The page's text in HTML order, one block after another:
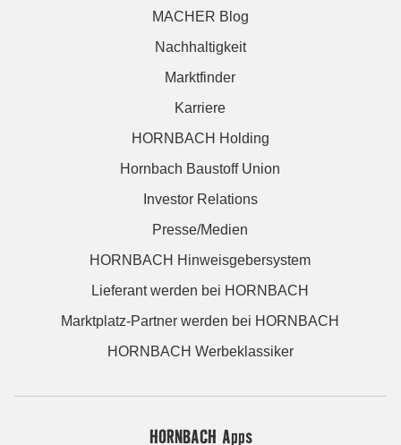
MACHER Blog
Nachhaltigkeit
Marktfinder
Karriere
HORNBACH Holding
Hornbach Baustoff Union
Investor Relations
Presse/Medien
HORNBACH Hinweisgebersystem
Lieferant werden bei HORNBACH
Marktplatz-Partner werden bei HORNBACH
HORNBACH Werbeklassiker
HORNBACH Apps